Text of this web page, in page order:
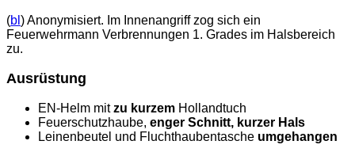
(bl ) Anonymisiert. Im Innenangriff zog sich ein
Feuerwehrmann Verbrennungen 1. Grades im Halsbereich
zu.
Ausrüstung
EN-Helm mitzu kurzem Hollandtuch
Feuerschutzhaube, enger Schnitt, kurzer Hals
Leinenbeutel und Fluchthaubentasche umgehangen